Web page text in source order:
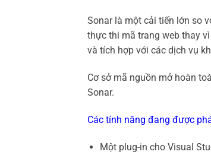
Sonar là một cải tiến lớn so
thực thi mã trang web thay
và tích hợp với các dịch vụ
Cơ sở mã nguồn mở hoàn
Sonar.
Các tính năng đang được
Một plug-in cho Visual